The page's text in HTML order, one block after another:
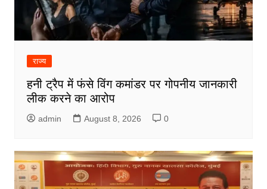
राज्य
हनी ट्रैप में फंसे विंग कमांडर पर गोपनीय जानकारी
लीक करने का आरोप
admin August 8, 2026 0